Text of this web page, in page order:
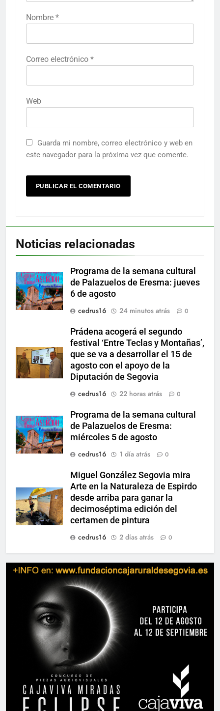
Nombre *
Correo electrónico *
Web
Guarda mi nombre, correo electrónico y web en
este navegador para la próxima vez que comente.
Noticias relacionadas
Programa de la semana cultural
de Palazuelos de Eresma: jueves
6 de agosto
cedrus16
24 minutos atrás 0
Prádena acogerá el segundo
festival ‘Entre Teclas y Montañas’,
que se va a desarrollar el 15 de
agosto con el apoyo de la
Diputación de Segovia
cedrus16
22 horas atrás 0
Programa de la semana cultural
de Palazuelos de Eresma:
miércoles 5 de agosto
cedrus16
1 día atrás 0
Miguel González Segovia mira
Arte en la Naturaleza de Espirdo
desde arriba para ganar la
decimoséptima edición del
certamen de pintura
cedrus16
2 días atrás 0